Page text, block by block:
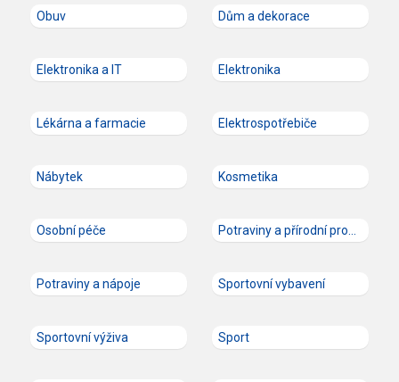
Obuv Dům a dekorace
Elektronika a IT Elektronika
Lékárna a farmacie Elektrospotřebiče
Nábytek Kosmetika
Osobní péče
Potraviny a nápoje Sportovní vybavení
Sportovní výživa Sport